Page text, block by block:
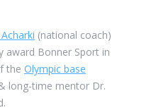
(national coach)
award Bonner Sport in
the Olympic base
long-time mentor Dr.